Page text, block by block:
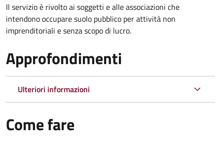
Il servizio è rivolto ai soggetti e alle associazioni che
intendono occupare suolo pubblico per attività non
imprenditoriali e senza scopo di lucro.
Approfondimenti
Ulteriori informazioni
Come fare